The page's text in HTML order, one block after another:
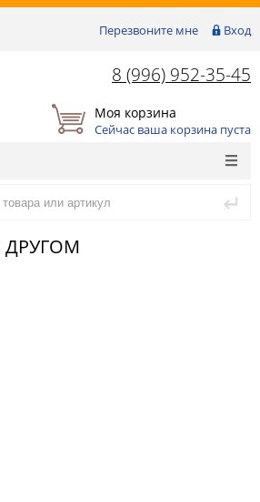
Перезвоните мне Вход
8 (996) 952-35-45
Моя корзина
Сейчас ваша корзина пуста
ДРУГОМ